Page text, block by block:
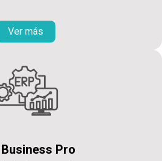
Ver más
Business Pro